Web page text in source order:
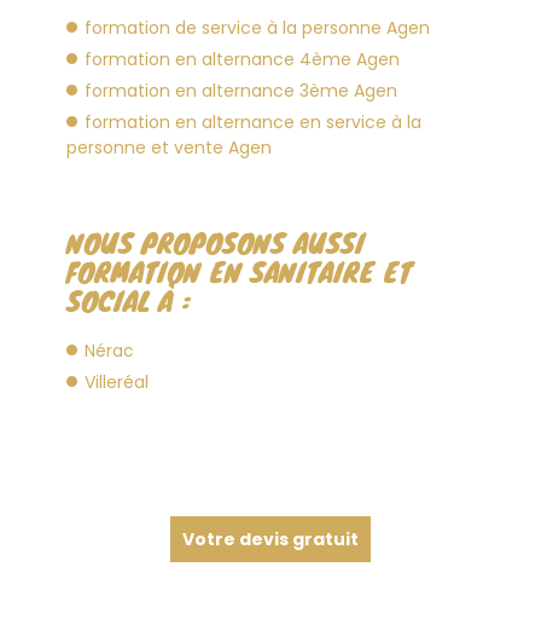
formation de service à la personne Agen
formation en alternance 4ème Agen
formation en alternance 3ème Agen
formation en alternance en service à la
personne et vente Agen
NOUS PROPOSONS AUSSI
FORMATION EN SANITAIRE ET
SOCIAL À :
Nérac
Villeréal
Votre devis gratuit